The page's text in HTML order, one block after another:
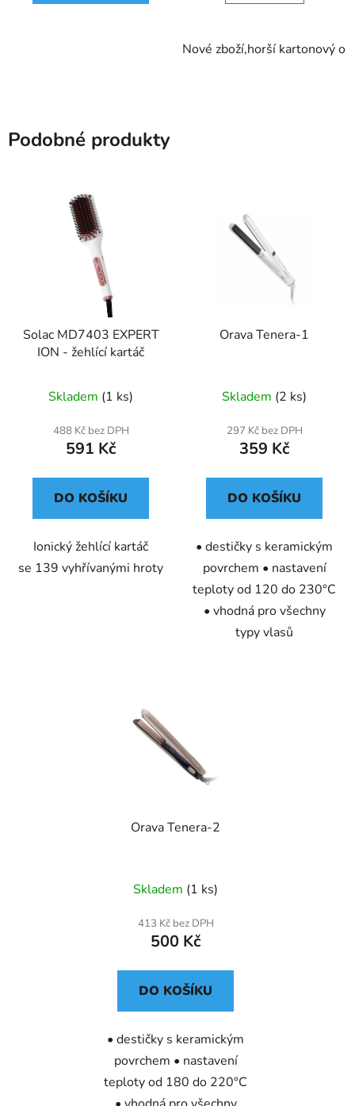
Nové zboží,horší kartonový
Podobné produkty
Solac MD7403 EXPERT
ION - žehlící kartáč
Skladem (1 ks)
488 Kč bez DPH
591 Kč
DO KOŠÍKU
Ionický žehlící kartáč
se 139 vyhřívanými hroty
Orava Tenera-1
Skladem (2 ks)
297 Kč bez DPH
359 Kč
DO KOŠÍKU
• destičky s keramickým
povrchem • nastavení
teploty od 120 do 230°C
• vhodná pro všechny
typy vlasů
Orava Tenera-2
Skladem (1 ks)
413 Kč bez DPH
500 Kč
DO KOŠÍKU
• destičky s keramickým
povrchem • nastavení
teploty od 180 do 220°C